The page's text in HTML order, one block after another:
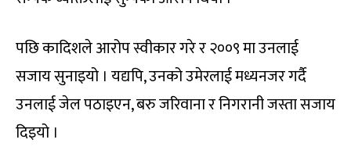
पछि कादिशले आरोप स्वीकार गरे र २००९ मा उनलाई
सजाय सुनाइयो । यद्यपि, उनको उमेरलाई मध्यनजर गर्दै
उनलाई जेल पठाइएन, बरु जरिवाना र निगरानी जस्ता सजाय
दिइयो ।